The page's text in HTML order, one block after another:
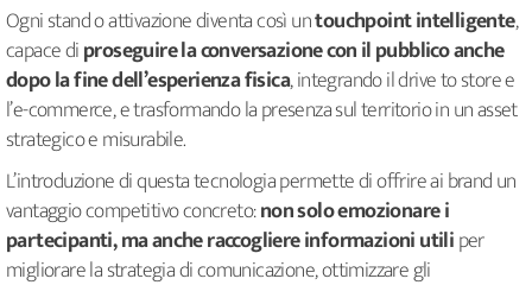
Ogni stand o attivazione diventa così untouchpoint intelligente,
capace diproseguire la conversazione con il pubblico anche
dopo la fine dell’esperienza fisica, integrando il drive to store e
l’e-commerce, e trasformando la presenza sul territorio in un asset
strategico e misurabile.
L’introduzione di questa tecnologia permette di offrire ai brand un
vantaggio competitivo concreto:non solo emozionare i
partecipanti, ma anche raccogliere informazioni utiliper
migliorare la strategia di comunicazione, ottimizzare gli